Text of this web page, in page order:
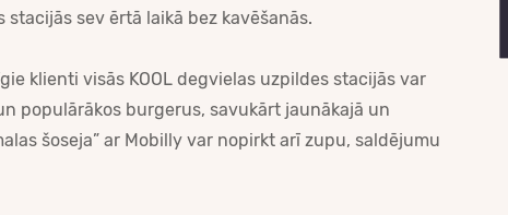
sev ērtā laikā bez kavēšanās.
klienti visās KOOL degvielas uzpildes stacijās var
populārākos burgerus, savukārt jaunākajā un
šoseja” ar Mobilly var nopirkt arī zupu, saldējumu